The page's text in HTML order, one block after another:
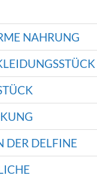
NAHRUNG
DER DELFINE